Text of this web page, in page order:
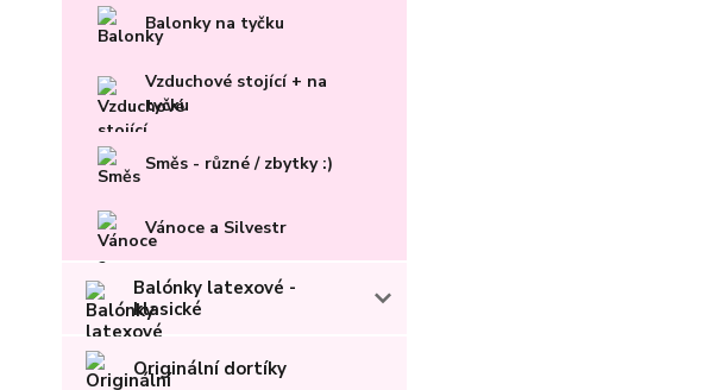
Balonky na tyčku
Vzduchové stojící + na
tyčku
Směs - různé / zbytky :)
Vánoce a Silvestr
Balónky latexové -
klasické
Originální dortíky